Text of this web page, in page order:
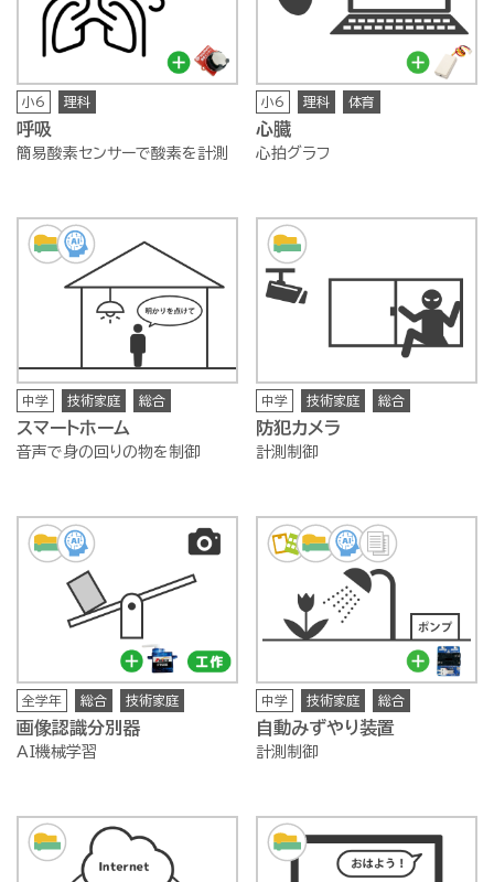
小6 理科
呼吸
簡易酸素センサーで酸素を計測
小6 理科 体育
心臓
心拍グラフ
中学 技術家庭 総合
スマートホーム
音声で身の回りの物を制御
中学 技術家庭 総合
防犯カメラ
計測制御
全学年 総合 技術家庭
画像認識分別器
AI機械学習
中学 技術家庭 総合
自動みずやり装置
計測制御